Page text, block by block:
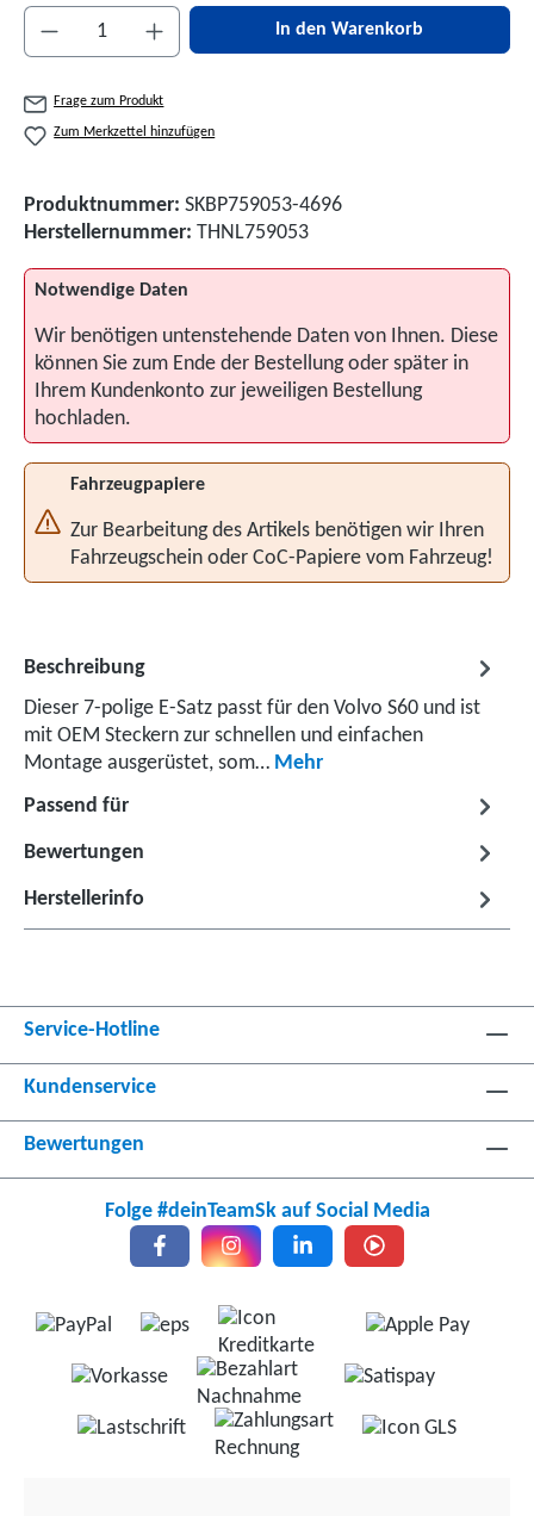
Produkt Anzahl: Gib den gewünschten Wert
In den Warenkorb
Frage zum Produkt
Zum Merkzettel hinzufügen
Produktnummer: SKBP759053-4696
Herstellernummer: THNL759053
Notwendige Daten
Wir benötigen untenstehende Daten von Ihnen. Diese
können Sie zum Ende der Bestellung oder später in
Ihrem Kundenkonto zur jeweiligen Bestellung
hochladen.
Fahrzeugpapiere
Zur Bearbeitung des Artikels benötigen wir Ihren
Fahrzeugschein oder CoC-Papiere vom Fahrzeug!
Beschreibung
Dieser 7-polige E-Satz passt für den Volvo S60 und ist
mit OEM Steckern zur schnellen und einfachen
Montage ausgerüstet, som… Mehr
Passend für
Bewertungen
Herstellerinfo
Service-Hotline
Kundenservice
Bewertungen
Folge #deinTeamSk auf Social Media